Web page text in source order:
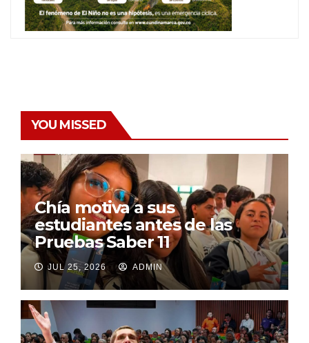
YOU MISSED
Chía motiva a sus
estudiantes antes de las
Pruebas Saber 11
JUL 25, 2026 ADMIN